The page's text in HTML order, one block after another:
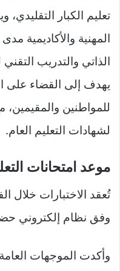
تعليم الكبار
المهنية والأكاديمية
الذاتي والتدريب
يهدف إلى القضاء على
للمواطنين
لشهادات التعليم العام.
موعد امتحانات
وفق نظام إلكتروني
وأكدت الموجهات